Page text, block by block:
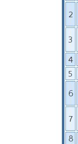
2
3
4
5
6
7
8